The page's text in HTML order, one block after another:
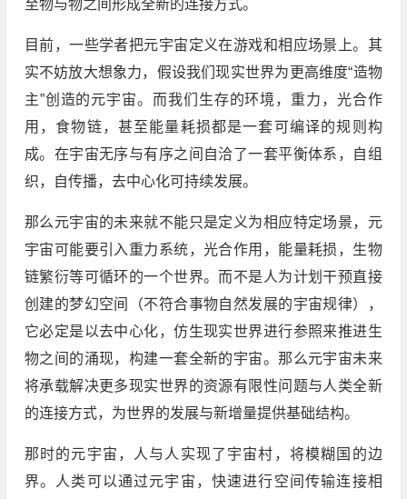
至物与物之间形成全新的连接方式。
目前，一些学者把元宇宙定义在游戏和相应场景上。其
实不妨放大想象力，假设我们现实世界为更高维度“造物
主”创造的元宇宙。而我们生存的环境，重力，光合作
用，食物链，甚至能量耗损都是一套可编译的规则构
成。在宇宙无序与有序之间自洽了一套平衡体系，自组
织，自传播，去中心化可持续发展。
那么元宇宙的未来就不能只是定义为相应特定场景，元
宇宙可能要引入重力系统，光合作用，能量耗损，生物
链繁衍等可循环的一个世界。而不是人为计划干预直接
创建的梦幻空间（不符合事物自然发展的宇宙规律），
它必定是以去中心化，仿生现实世界进行参照来推进生
物之间的涌现，构建一套全新的宇宙。那么元宇宙未来
将承载解决更多现实世界的资源有限性问题与人类全新
的连接方式，为世界的发展与新增量提供基础结构。
那时的元宇宙，人与人实现了宇宙村，将模糊国的边
界。人类可以通过元宇宙，快速进行空间传输连接相